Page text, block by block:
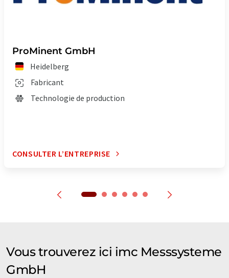
ProMinent GmbH
Heidelberg
Fabricant
Technologie de production
CONSULTER L’ENTREPRISE
Vous trouverez ici imc Messsysteme
GmbH